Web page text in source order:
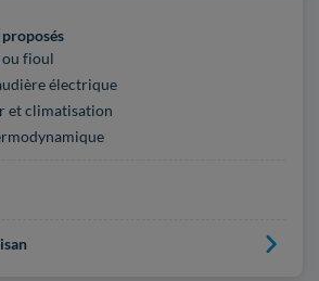
ou fioul
électrique
et climatisation